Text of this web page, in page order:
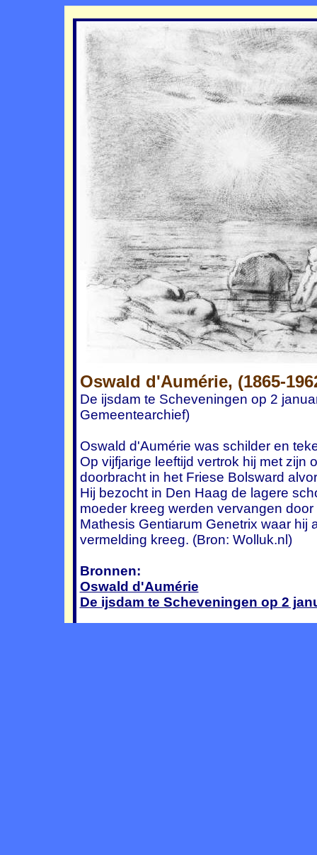
Oswald d'Aumérie, (1865-
De ijsdam te Scheveningen op 2
Gemeentearchief)
Oswald d'Aumérie was schilder en
Op vijfjarige leeftijd vertrok hij met zijn
doorbracht in het Friese Bolsward
Hij bezocht in Den Haag de lagere
moeder kreeg werden vervangen
Mathesis Gentiarum Genetrix waar hij
vermelding kreeg. (Bron: Wolluk.nl)
Bronnen:
Oswald d'Aumérie
De ijsdam te Scheveningen op 2